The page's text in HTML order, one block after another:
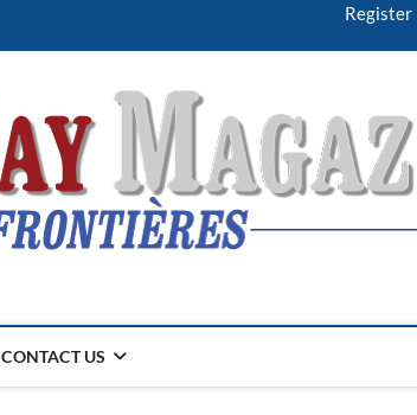
Register
CONTACT US